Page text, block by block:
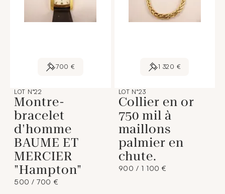
700 €
LOT N°22
Montre-
bracelet
d'homme
BAUME ET
MERCIER
"Hampton"
500 / 700 €
1 320 €
LOT N°23
Collier en or
750 mil à
maillons
palmier en
chute.
900 / 1 100 €